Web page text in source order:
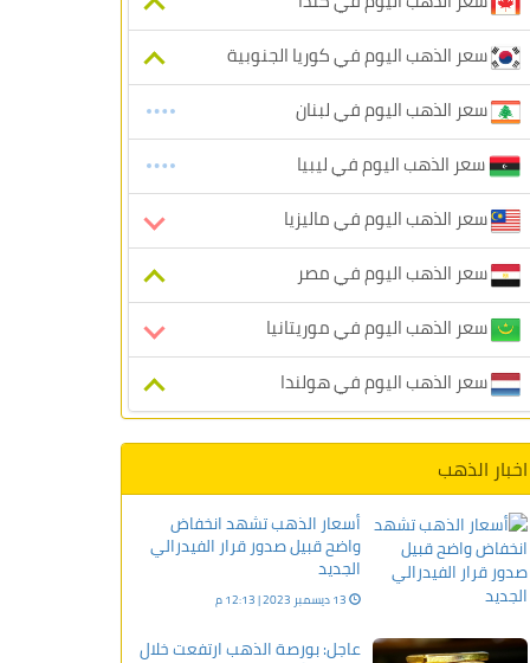
سعر الذهب اليوم في كوريا الجنوبية
سعر الذهب اليوم في لبنان
سعر الذهب اليوم في ليبيا
سعر الذهب اليوم في ماليزيا
سعر الذهب اليوم في مصر
سعر الذهب اليوم في موريتانيا
سعر الذهب اليوم في هولندا
اخبار الذهب
أسعار الذهب تشهد انخفاض
واضح قبيل صدور قرار الفيدرالي
الجديد
13 ديسمبر 2023 | 12:13 م
عاجل: بورصة الذهب ارتفعت خلال